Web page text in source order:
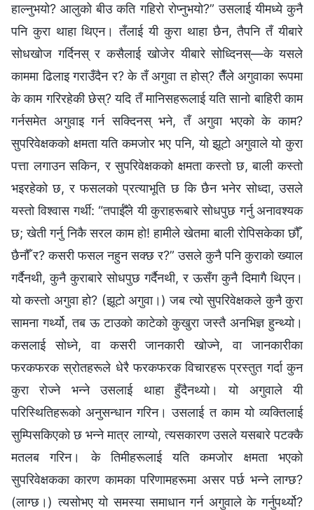
हाल्नुभयो? आलुको बीउ कति गहिरो रोप्नुभयो?” उसलाई यीमध्ये कुनै
पनि कुरा थाहा थिएन। तँलाई यी कुरा थाहा छैन, तैपनि तँ यीबारे
सोधखोज गर्दिनस् र कसैलाई खोजेर यीबारे सोध्दिनस्—के यसले
काममा ढिलाइ गराउँदैन र? के तँ अगुवा त होस्? तैँले अगुवाका रूपमा
के काम गरिरहेकी छेस्? यदि तँ मानिसहरूलाई यति सानो बाहिरी काम
गर्नसमेत अगुवाइ गर्न सक्दिनस् भने, तँ अगुवा भएको के काम?
सुपरिवेक्षकको क्षमता यति कमजोर भए पनि, यो झूटो अगुवाले यो कुरा
पत्ता लगाउन सकिन, र सुपरिवेक्षकको क्षमता कस्तो छ, बाली कस्तो
भइरहेको छ, र फसलको प्रत्याभूति छ कि छैन भनेर सोध्दा, उसले
यस्तो विश्‍वास गर्थी: “तपाईँले यी कुराहरूबारे सोधपुछ गर्नु अनावश्यक
छ; खेती गर्नु निकै सरल काम हो! हामीले खेतमा बाली रोपिसकेका छौँ,
छैनौँ र? कसरी फसल नहुन सक्छ र?” उसले कुनै पनि कुराको ख्याल
गर्दैनथी, कुनै कुराबारे सोधपुछ गर्दैनथी, र ऊसँग कुनै दिमागै थिएन।
यो कस्तो अगुवा हो? (झूटो अगुवा।) जब त्यो सुपरिवेक्षकले कुनै कुरा
सामना गर्थ्यो, तब ऊ टाउको काटेको कुखुरा जस्तै अनभिज्ञ हुन्थ्यो।
कसलाई सोध्‍ने, वा कसरी जानकारी खोज्ने, वा जानकारीका
फरकफरक स्रोतहरूले धेरै फरकफरक विचारहरू प्रस्तुत गर्दा कुन
कुरा रोज्‍ने भन्‍ने उसलाई थाहा हुँदैनथ्यो। यो अगुवाले यी
परिस्थितिहरूको अनुसन्धान गरिन। उसलाई त काम यो व्यक्तिलाई
सुम्पिसकिएको छ भन्‍ने मात्र लाग्यो, त्यसकारण उसले यसबारे पटक्‍कै
मतलब गरिन। के तिमीहरूलाई यति कमजोर क्षमता भएको
सुपरिवेक्षकका कारण कामका परिणामहरूमा असर पर्छ भन्‍ने लाग्छ?
(लाग्छ।) त्यसोभए यो समस्या समाधान गर्न अगुवाले के गर्नुपर्थ्यो?